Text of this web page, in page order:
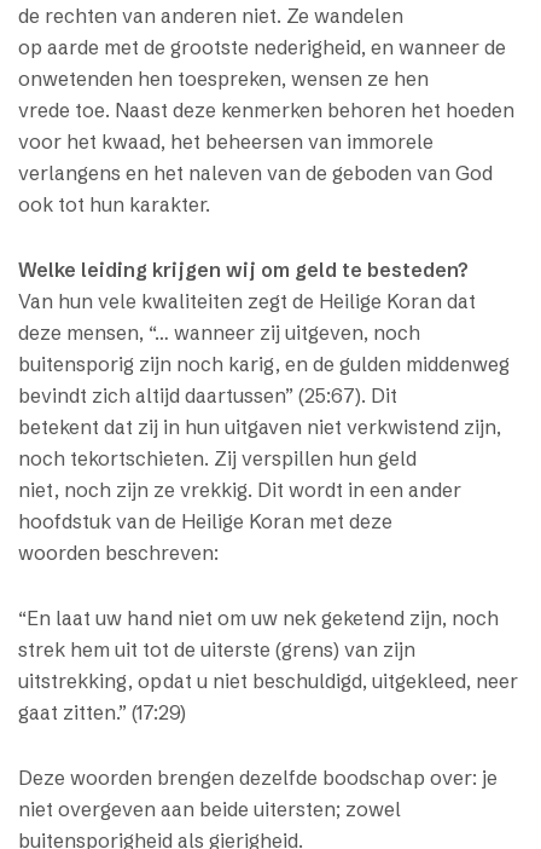
de rechten van anderen niet. Ze wandelen
op aarde met de grootste nederigheid, en wanneer de
onwetenden hen toespreken, wensen ze hen
vrede toe. Naast deze kenmerken behoren het hoeden
voor het kwaad, het beheersen van immorele
verlangens en het naleven van de geboden van God
ook tot hun karakter.
Welke leiding krijgen wij om geld te besteden?
Van hun vele kwaliteiten zegt de Heilige Koran dat
deze mensen, “… wanneer zij uitgeven, noch
buitensporig zijn noch karig, en de gulden middenweg
bevindt zich altijd daartussen” (25:67). Dit
betekent dat zij in hun uitgaven niet verkwistend zijn,
noch tekortschieten. Zij verspillen hun geld
niet, noch zijn ze vrekkig. Dit wordt in een ander
hoofdstuk van de Heilige Koran met deze
woorden beschreven:
“En laat uw hand niet om uw nek geketend zijn, noch
strek hem uit tot de uiterste (grens) van zijn
uitstrekking, opdat u niet beschuldigd, uitgekleed, neer
gaat zitten.” (17:29)
Deze woorden brengen dezelfde boodschap over: je
niet overgeven aan beide uitersten; zowel
buitensporigheid als gierigheid.